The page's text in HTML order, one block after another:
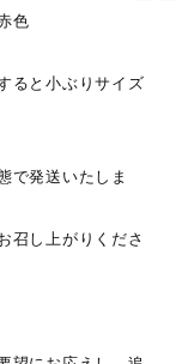
色
ると小ぶりサイズ
で発送いたしま
召し上がりくださ